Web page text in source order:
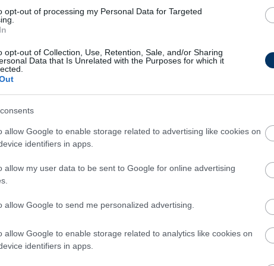
opt-out of processing my Personal Data for Targeted
opt-out of Collection, Use, Retention, Sale, and/or Sharing
Data that Is Unrelated with the Purposes for which it
allow Google to enable storage related to advertising like cookies on
identifiers in apps.
allow my user data to be sent to Google for online advertising
allow Google to send me personalized advertising.
allow Google to enable storage related to analytics like cookies on
identifiers in apps.
kiderült számára, hogy amikor nincs a
kommunikálni, ezért kezdett azon
játék közben is tanácsokat,
ötlete.
megoldásunkat,
és annak részletes angol nyelvű
ugyancsak a győri intézmény készített el
segítségével a gyerekek a világ egyik
szerepet, és az egész világnak
az esélyegyenlőséghez is
mondta Drotár István, a Széchenyi Egyetem
Központjának vezetője.
ma este 18 órától rendezik a Puskás